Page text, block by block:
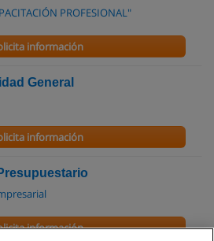
PROFESIONAL"
información
General
información
información